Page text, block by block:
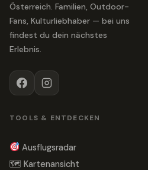
Österreich. Familien, Outdoor-
Fans, Kulturliebhaber — bei uns
findest du dein nächstes
Erlebnis.
TOOLS & ENTDECKEN
Ausflugsradar
🗺 Kartenansicht